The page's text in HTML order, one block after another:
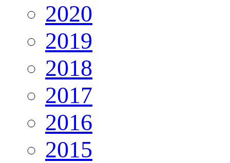
2020
2019
2018
2017
2016
2015